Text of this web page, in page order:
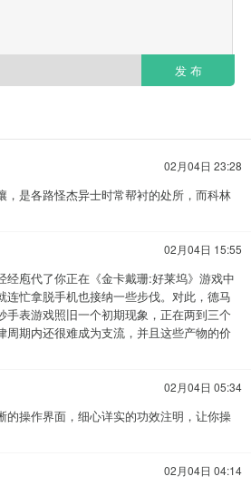
发 布
02月04日 23:28
，是各路怪杰异士时常帮衬的处所，而科林
02月04日 15:55
经庖代了你正在《金卡戴珊:好莱坞》游戏中
连忙拿脱手机也接纳一些步伐。对此，德马
手表游戏照旧一个初期现象，正在两到三个
周期内还很难成为支流，并且这些产物的价
02月04日 05:34
的操作界面，细心详实的功效注明，让你操
02月04日 04:14